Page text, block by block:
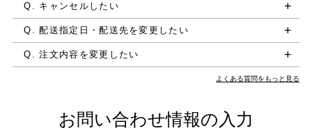
Q. キャンセルしたい
Q. 配送指定日・配送先を変更したい
Q. 注文内容を変更したい
よくある質問をもっと見る
お問い合わせ情報の入力